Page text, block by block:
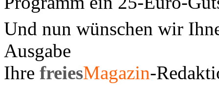
Und nun wünschen wir
Ausgabe
Ihre freiesMagazin-